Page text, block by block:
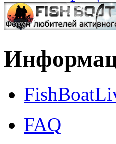
FAQ